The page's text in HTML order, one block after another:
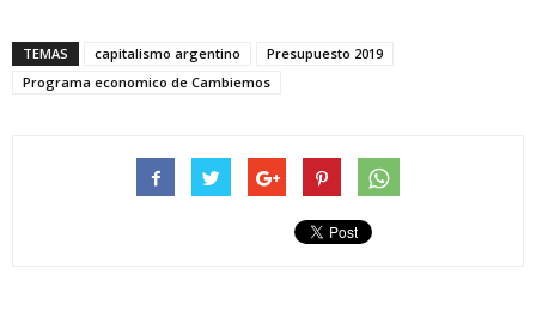
TEMAS capitalismo argentino
Presupuesto 2019
Programa economico de Cambiemos